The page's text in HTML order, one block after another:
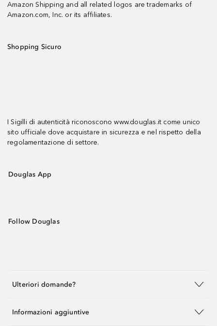
Amazon Shipping and all related logos are trademarks of
Amazon.com, Inc. or its affiliates.
Shopping Sicuro
I Sigilli di autenticità riconoscono www.douglas.it come unico
sito ufficiale dove acquistare in sicurezza e nel rispetto della
regolamentazione di settore.
Douglas App
Follow Douglas
Ulteriori domande?
Informazioni aggiuntive